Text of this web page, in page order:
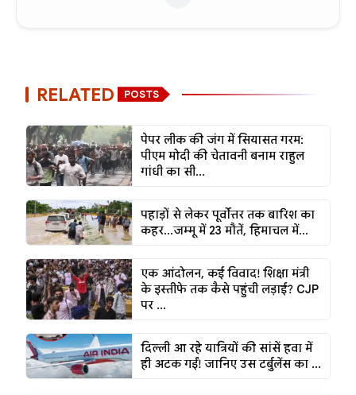
RELATED POSTS
पेपर लीक की जंग में सियासत गरम:
पीएम मोदी की चेतावनी बनाम राहुल
गांधी का सी...
पहाड़ों से लेकर पूर्वोत्तर तक बारिश का
कहर...जम्मू में 23 मौतें, हिमाचल में...
एक आंदोलन, कई विवाद! शिक्षा मंत्री
के इस्तीफे तक कैसे पहुंची लड़ाई? CJP
पर ...
दिल्ली आ रहे यात्रियों की सांसें हवा में
ही अटक गईं! जानिए उस टर्बुलेंस का ...